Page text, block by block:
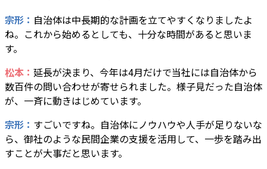
宗形： 自治体は中長期的な計画を立てやすくなりましたよ
ね。これから始めるとしても、十分な時間があると思いま
す。
松本： 延長が決まり、今年は4月だけで当社には自治体から
数百件の問い合わせが寄せられました。様子見だった自治体
が、一斉に動きはじめています。
宗形： すごいですね。自治体にノウハウや人手が足りないな
ら、御社のような民間企業の支援を活用して、一歩を踏み出
すことが大事だと思います。